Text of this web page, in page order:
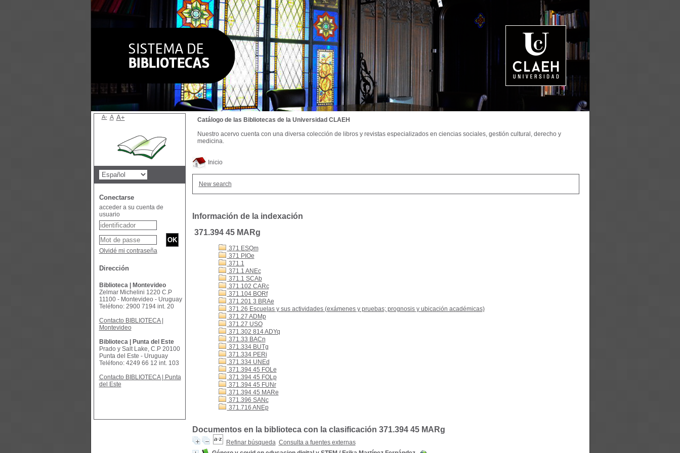
Inicio
New search
Información de la indexación
371.394 45 MARg
371 ESQm
371 PIOe
371.1
371.1 ANEc
371.1 SCAb
371.102 CARc
371.104 BORf
371.201 3 BRAe
371.26 Escuelas y sus actividades (exámenes y pruebas; prognosis y ubicación académicas)
371.27 ADMp
371.27 USO
371.302 814 ADYq
371.33 BACn
371.334 BUTg
371.334 PERi
371.334 UNEd
371.394 45 FOLe
371.394 45 FOLp
371.394 45 FUNr
371.394 45 MARe
371.396 SANc
371.716 ANEp
Documentos en la biblioteca con la clasificación 371.394 45 MARg
Refinar búsqueda Consulta a fuentes externas
Catálogo de las Bibliotecas de la Universidad CLAEH
Nuestro acervo cuenta con una diversa colección de libros y revistas especializados en ciencias sociales, gestión cultural, derecho y
medicina.
A- A A+
Conectarse
acceder a su cuenta de
usuario
Olvidé mi contraseña
Dirección
Biblioteca | Montevideo
Zelmar Michelini 1220 C.P
11100 - Montevideo - Uruguay
Teléfono: 2900 7194 int. 20
Contacto BIBLIOTECA |
Montevideo
Biblioteca | Punta del Este
Prado y Salt Lake, C.P 20100
Punta del Este - Uruguay
Teléfono: 4249 66 12 int. 103
Contacto BIBLIOTECA | Punta
del Este